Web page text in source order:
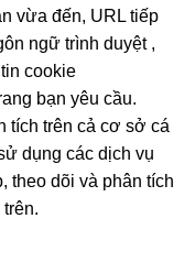
vừa đến, URL tiếp
ngữ trình duyệt ,
cookie
bạn yêu cầu.
tích trên cả cơ sở cá
dụng các dịch vụ
theo dõi và phân tích